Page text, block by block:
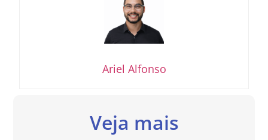
Ariel Alfonso
Veja mais